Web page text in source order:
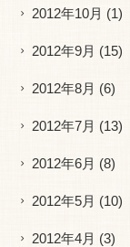
2012年10月 (1)
2012年9月 (15)
2012年8月 (6)
2012年7月 (13)
2012年6月 (8)
2012年5月 (10)
2012年4月 (3)